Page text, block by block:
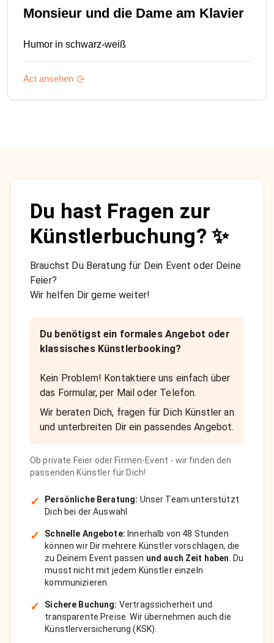
Monsieur und die Dame am Klavier
Humor in schwarz-weiß
Act ansehen
Du hast Fragen zur
Künstlerbuchung? ✨
Brauchst Du Beratung für Dein Event oder Deine
Feier?
Wir helfen Dir gerne weiter!
Du benötigst ein formales Angebot oder
klassisches Künstlerbooking?
Kein Problem! Kontaktiere uns einfach über
das Formular, per Mail oder Telefon.
Wir beraten Dich, fragen für Dich Künstler an
und unterbreiten Dir ein passendes Angebot.
Ob private Feier oder Firmen-Event - wir finden den
passenden Künstler für Dich!
✓ Persönliche Beratung: Unser Team unterstützt
Dich bei der Auswahl
✓ Schnelle Angebote: Innerhalb von 48 Stunden
können wir Dir mehrere Künstler vorschlagen, die
zu Deinem Event passen und auch Zeit haben. Du
musst nicht mit jedem Künstler einzeln
kommunizieren.
✓ Sichere Buchung: Vertragssicherheit und
transparente Preise. Wir übernehmen auch die
Künstlerversicherung (KSK).